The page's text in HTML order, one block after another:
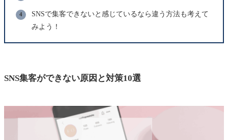
SNSで集客できないと感じているなら違う方法も考えて
みよう！
SNS集客ができない原因と対策10選